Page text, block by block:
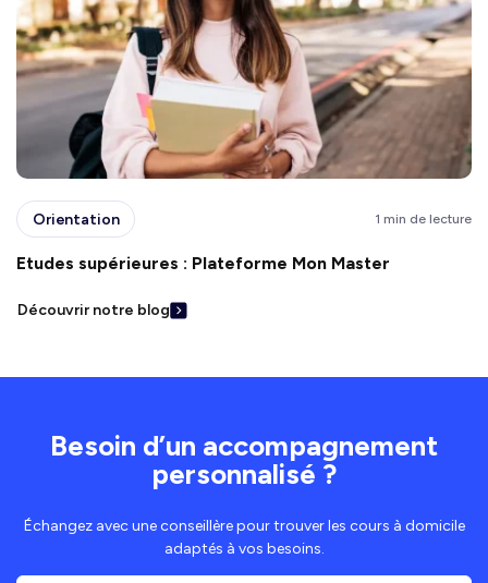
Orientation 1 min de lecture
Etudes supérieures : Plateforme Mon Master
Découvrir notre blog
Besoin d’un accompagnement
personnalisé ?
Échangez avec une conseillère pour trouver les cours à domicile
adaptés à vos besoins.